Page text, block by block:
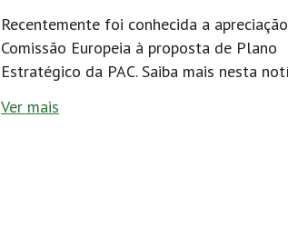
Recentemente foi conhecida a
Comissão Europeia à proposta de Plano
Estratégico da PAC. Saiba mais nesta
Ver mais